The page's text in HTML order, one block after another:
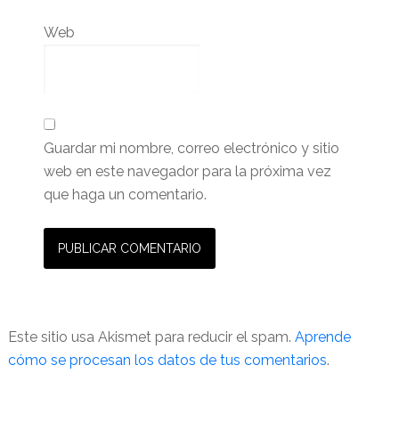
Web
Guardar mi nombre, correo electrónico y sitio
web en este navegador para la próxima vez
que haga un comentario.
Este sitio usa Akismet para reducir el spam. Aprende
cómo se procesan los datos de tus comentarios.